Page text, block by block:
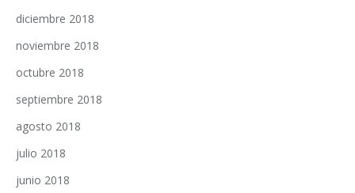
diciembre 2018
noviembre 2018
octubre 2018
septiembre 2018
agosto 2018
julio 2018
junio 2018